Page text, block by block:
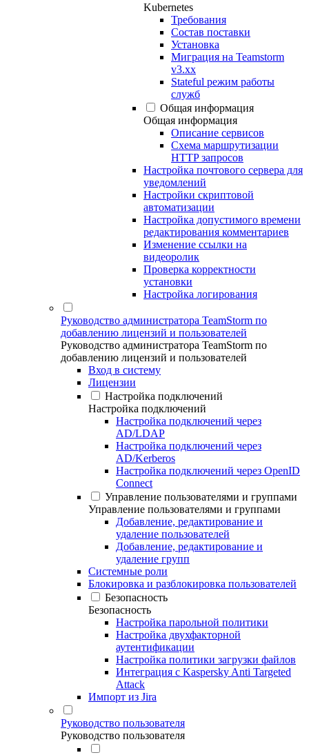
Kubernetes
Требования
Состав поставки
Установка
Миграция на Teamstorm
v3.xx
Stateful режим работы
служб
Общая информация
Общая информация
Описание сервисов
Схема маршрутизации
HTTP запросов
Настройка почтового сервера для
уведомлений
Настройки скриптовой
автоматизации
Настройка допустимого времени
редактирования комментариев
Изменение ссылки на
видеоролик
Проверка корректности
установки
Настройка логирования
Руководство администратора TeamStorm по
добавлению лицензий и пользователей
Руководство администратора TeamStorm по
добавлению лицензий и пользователей
Вход в систему
Лицензии
Настройка подключений
Настройка подключений
Настройка подключений через
AD/LDAP
Настройка подключений через
AD/Kerberos
Настройка подключений через OpenID
Connect
Управление пользователями и группами
Управление пользователями и группами
Добавление, редактирование и
удаление пользователей
Добавление, редактирование и
удаление групп
Системные роли
Блокировка и разблокировка пользователей
Безопасность
Безопасность
Настройка парольной политики
Настройка двухфакторной
аутентификации
Настройка политики загрузки файлов
Интеграция с Kaspersky Anti Targeted
Attack
Импорт из Jira
Руководство пользователя
Руководство пользователя